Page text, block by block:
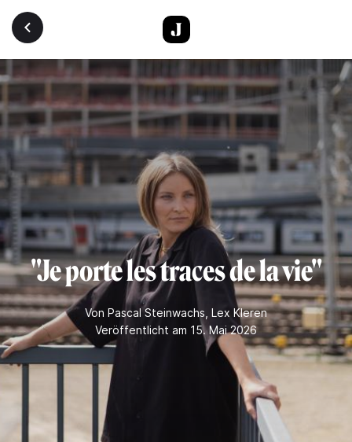
Direkt zum Inhalt
"Je porte les traces de la vie"
Von Pascal Steinwachs Lex Kleren
Veröffentlicht am 15. Mai 2026